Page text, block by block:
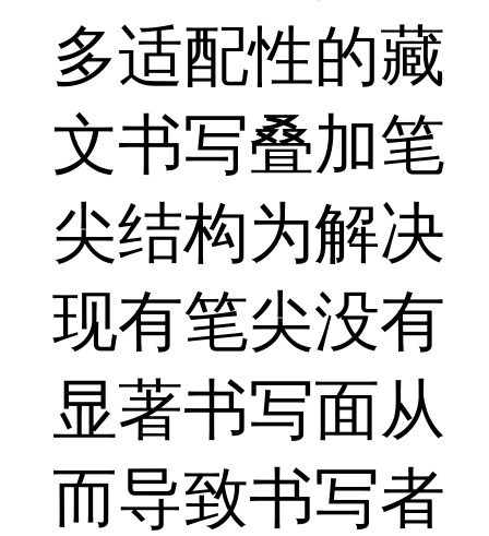
多适配性的藏
文书写叠加笔
尖结构为解决
现有笔尖没有
显著书写面从
而导致书写者